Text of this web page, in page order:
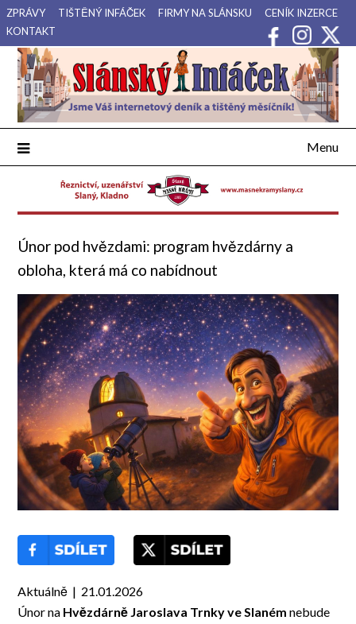
Přejdi
na
obsah
ZPRÁVY TIŠTĚNÝ INFÁČEK FIRMY NA SLÁNSKU
CENÍK INZERCE
KONTAKT
Slánský Infáček
Váš internetový deník a tištěný měsíčník pro Slánsko, Kladensko
a Lounsko.
Menu
Únor pod hvězdami: program hvězdárny a
obloha, která má co nabídnout
Aktuálně | 21.01.2026
Únor na Hvězdárně Jaroslava Trnky ve Slaném nebude